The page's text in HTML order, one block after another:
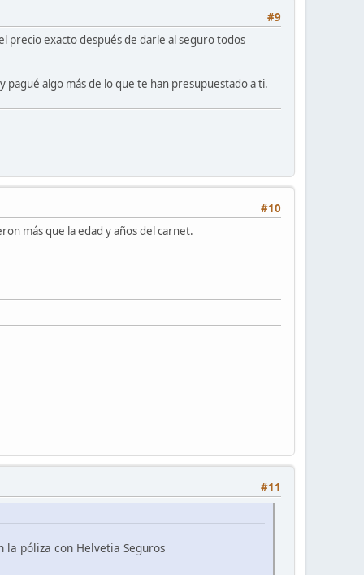
#9
precio exacto después de darle al seguro todos
algo más de lo que te han presupuestado a ti.
#10
más que la edad y años del carnet.
#11
la póliza con Helvetia Seguros